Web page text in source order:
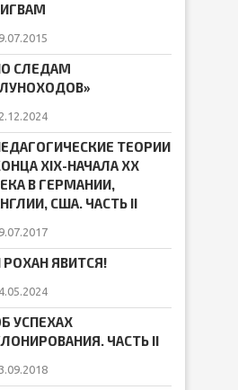
СЛЕДАМ
ТЕОРИИ
ХIХ-НАЧАЛА ХХ
В ГЕРМАНИИ,
США. ЧАСТЬ II
РОХАН ЯВИТСЯ!
УСПЕХАХ
ЧАСТЬ II